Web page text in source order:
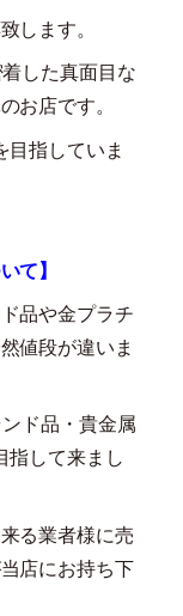
します。
した真面目な
お店です。
指していま
て】
品や金プラチ
値段が違いま
ド品・貴金属
指して来まし
る業者様に売
店にお持ち下